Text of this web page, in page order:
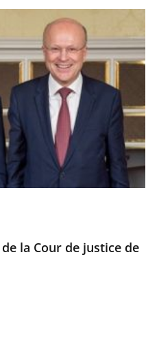
la Cour de justice de